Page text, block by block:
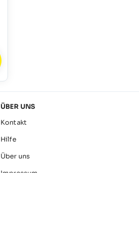
ÜBER UNS
Kontakt
Hilfe
Über uns
Impressum